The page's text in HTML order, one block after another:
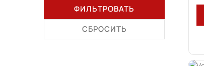
ФИЛЬТРОВАТЬ
СБРОСИТЬ